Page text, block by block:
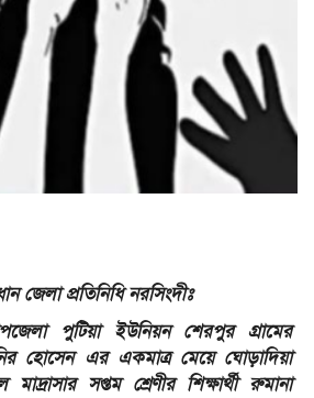
জেলা প্রতিনিধি নরসিংদীঃ
পুটিয়া ইউনিয়ন শেরপুর গ্রামের
হোসেন এর একমাত্র মেয়ে ঘোড়াদিয়া
সপ্তম শ্রেণীর শিক্ষার্থী রুমানা